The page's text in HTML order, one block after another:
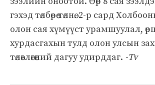
гэхэд төлбөрөө төлнө. 2-р сард
олон сая хүмүүст урамшуулал,
хурдасгахын тулд олон улсын
төлөвлөгөөний дагуу удирддаг. -Tv